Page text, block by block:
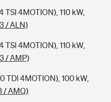
für deine Kids
TSI 4MOTION), 110 kW,
/ ALN)
TSI 4MOTION), 110 kW,
/ AMP)
TDI 4MOTION), 100 kW,
/ AMQ)